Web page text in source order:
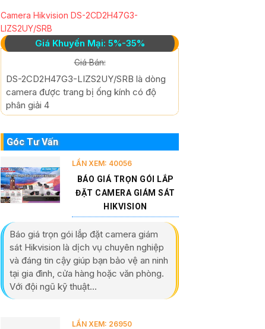
Camera Hikvision DS-2CD2H47G3-
LIZS2UY/SRB
Giá Khuyến Mại: 5%-35%
Giá Bán:
DS-2CD2H47G3-LIZS2UY/SRB là dòng
camera được trang bị ống kính có độ
phân giải 4
Góc Tư Vấn
LẦN XEM: 40056
BÁO GIÁ TRỌN GÓI LẮP
ĐẶT CAMERA GIÁM SÁT
HIKVISION
Báo giá trọn gói lắp đặt camera giám
sát Hikvision là dịch vụ chuyên nghiệp
và đáng tin cậy giúp bạn bảo vệ an ninh
tại gia đình, cửa hàng hoặc văn phòng.
Với đội ngũ kỹ thuật...
LẦN XEM: 26950